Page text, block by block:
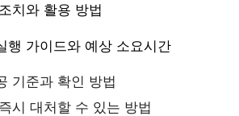
치와 활용 방법
행 가이드와 예상 소요시간
기준과 확인 방법
시 대처할 수 있는 방법